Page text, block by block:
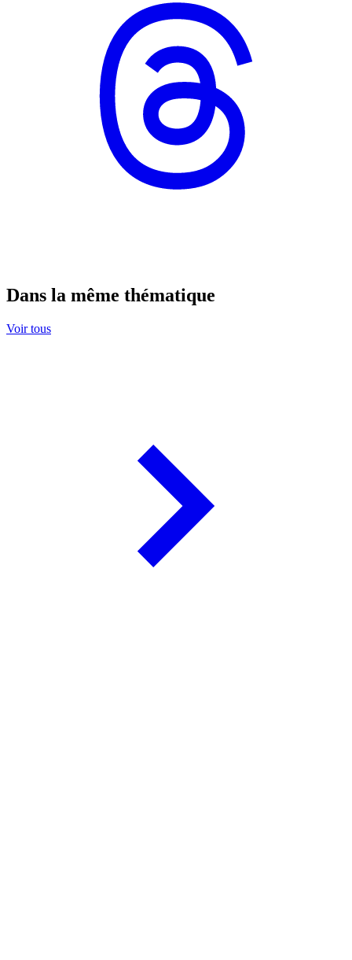
Dans la même thématique
Voir tous